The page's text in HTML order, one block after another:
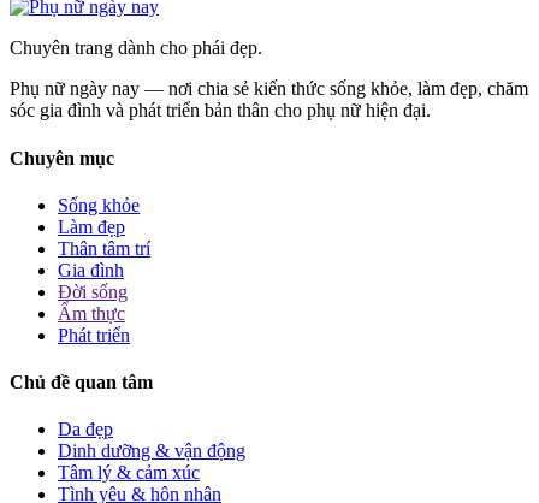
Chuyên trang dành cho phái đẹp.
Phụ nữ ngày nay — nơi chia sẻ kiến thức sống khỏe, làm đẹp, chăm
sóc gia đình và phát triển bản thân cho phụ nữ hiện đại.
Chuyên mục
Sống khỏe
Làm đẹp
Thân tâm trí
Gia đình
Đời sống
Ẩm thực
Phát triển
Chủ đề quan tâm
Da đẹp
Dinh dưỡng & vận động
Tâm lý & cảm xúc
Tình yêu & hôn nhân